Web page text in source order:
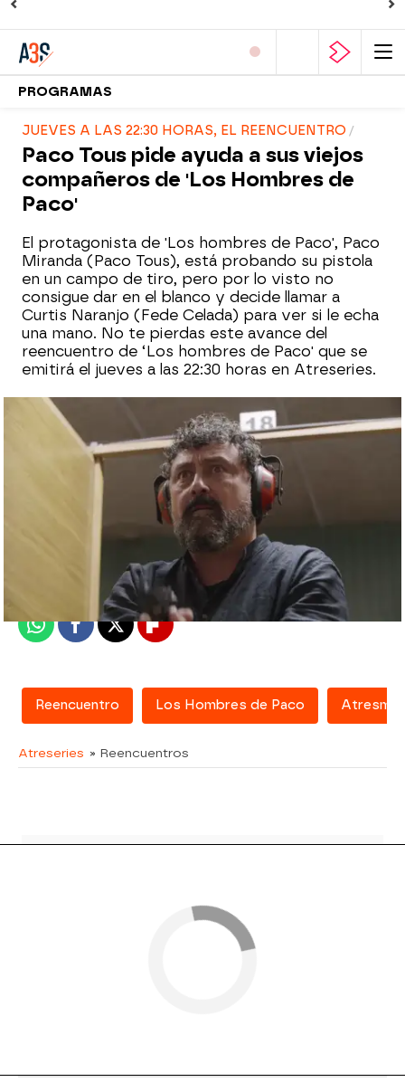
PROGRAMAS
JUEVES A LAS 22:30 HORAS, EL REENCUENTRO
Paco Tous pide ayuda a sus viejos
compañeros de 'Los Hombres de
Paco'
El protagonista de 'Los hombres de Paco', Paco
Miranda (Paco Tous), está probando su pistola
en un campo de tiro, pero por lo visto no
consigue dar en el blanco y decide llamar a
Curtis Naranjo (Fede Celada) para ver si le echa
una mano. No te pierdas este avance del
reencuentro de ‘Los hombres de Paco' que se
emitirá el jueves a las 22:30 horas en Atreseries.
atreseries
Madrid
14 de diciembre de 2016, 17:32
WhatsappFacebook
X Flipboard
Reencuentro Los Hombres de Paco
Atreseries » Reencuentros